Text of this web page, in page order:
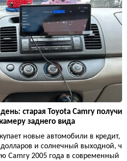
старая Toyota Camry получи
заднего вида
новые автомобили в кредит,
долларов и солнечный выходной, ч
Camry 2005 года в современный